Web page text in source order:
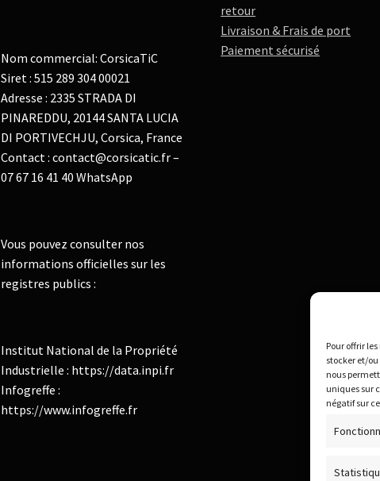
Pour offrir
stocker et/
nous
uniques sur
négatif sur
Nom commercial: CorsicaTiC
Siret : 515 289 304 00021
Adresse : 2335 STRADA DI
PINAREDDU, 20144 SANTA LUCIA
DI PORTIVECHJU, Corsica, France
Contact : contact@corsicatic.fr –
07 67 16 41 40 WhatsApp
Vous pouvez consulter nos
informations officielles sur les
registres publics :
Institut National de la Propriété
Industrielle : https://data.inpi.fr
Infogreffe :
https://www.infogreffe.fr
retour
Livraison & Frais de port
Paiement sécurisé